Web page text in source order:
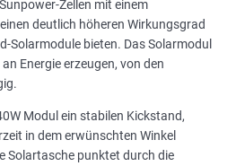
Zellen mit einem
deutlich höheren Wirkungsgrad
Solarmodule bieten. Das Solarmodul
Energie erzeugen, von den
Modul ein stabilen Kickstand,
in dem erwünschten Winkel
Solartasche punktet durch die